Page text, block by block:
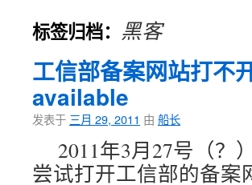
标签归档： 黑客
工信部备案网站打
available
发表于 三月 29, 2011 由 船长
2011年3月27号（？
尝试打开工信部的备案